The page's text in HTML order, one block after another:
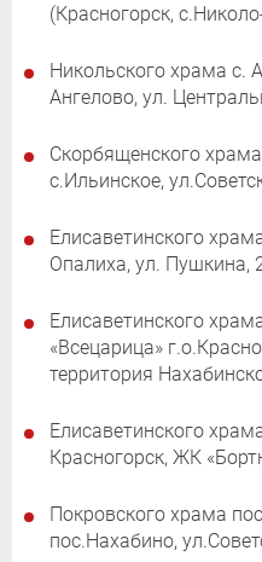
(Красногорск,
Никольского храма с.
Ангелово, ул.
Скорбященского
с.Ильинское,
Елисаветинского
Опалиха, ул. Пушкина,
Елисаветинского
«Всецарица»
территория
Елисаветинского
Красногорск, ЖК
Покровского храма
пос.Нахабино,